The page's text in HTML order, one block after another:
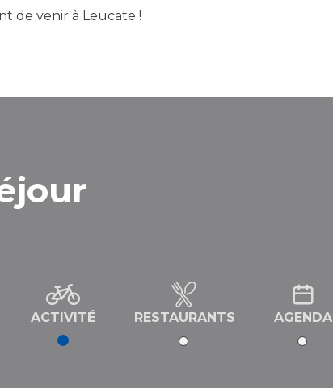
de venir à Leucate !
ACTIVITÉ RESTAURANTS AGENDA